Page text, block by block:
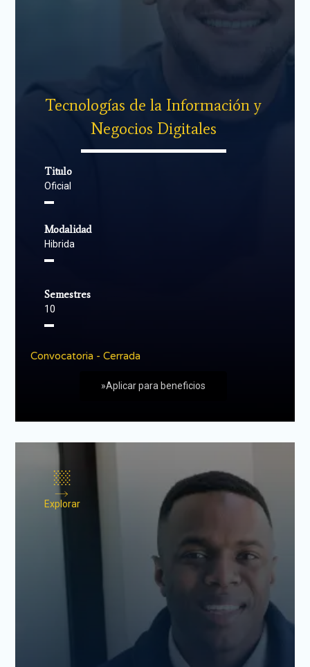
Tecnologías de la Información y
Negocios Digitales
▬▬▬▬▬▬▬▬▬▬▬▬▬▬
Titulo
Oficial
▬
Modalidad
Hibrida
▬
Semestres
10
▬
Convocatoria - Cerrada
»Aplicar para beneficios
Explorar